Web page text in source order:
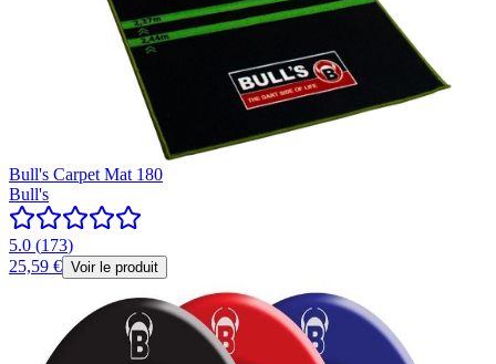
Bull's Carpet Mat 180
Bull's
5.0 (173)
25,59 € Voir le produit